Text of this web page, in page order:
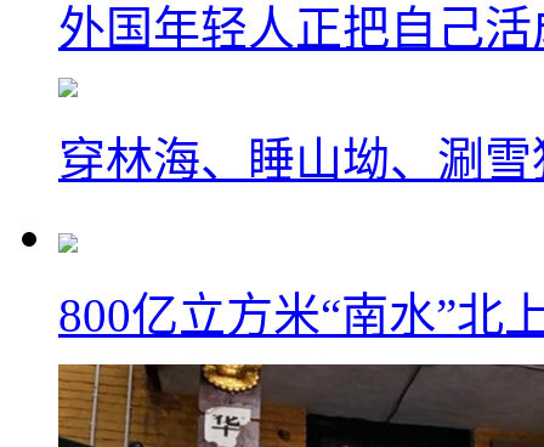
外国年轻人正把自己活
穿林海、睡山坳、涮
800亿立方米“南水”北